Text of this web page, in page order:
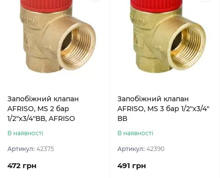
Запобіжний клапан
AFRISO, MS 2 бар
1/2"x3/4"ВВ, AFRISO
В наявності
Артикул: 42375
472 грн
Запобіжний клапан
AFRISO, MS 3 бар 1/2"x3/4"
ВВ
В наявності
Артикул: 42390
491 грн